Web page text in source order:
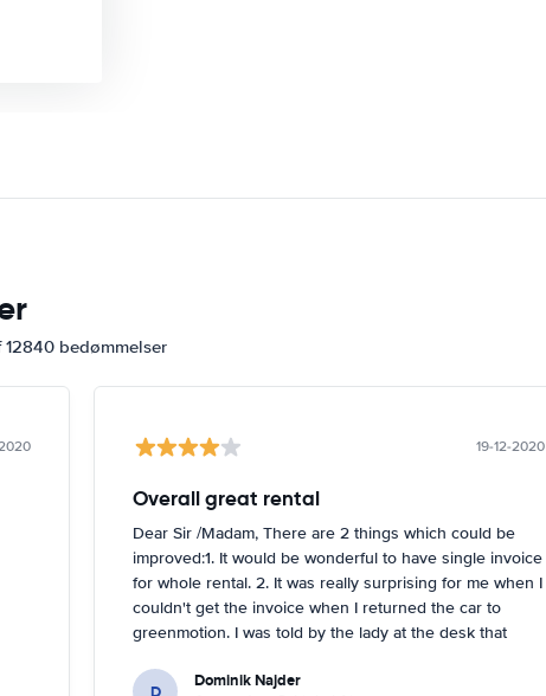
12840 bedømmelser
19-12-2020
Overall great rental
Dear Sir /Madam, There are 2 things which could be
improved:1. It would be wonderful to have single invoice
for whole rental. 2. It was really surprising for me when I
couldn't get the invoice when I returned the car to
greenmotion. I was told by the lady at the desk that
after that the invoice will be sent to my email address.
D Dominik Najder